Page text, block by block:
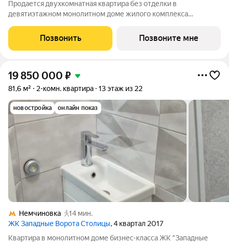
Продается двухкомнатная квартира без отделки в
девятиэтажном монолитном доме жилого комплекса
этаж 5 из 9. Срок сдачи - 2 квартал 2027 года. ТОЛЬКО ДО 31
АВГУСТА выгодные условия на
Позвонить Позвоните мне
19 850 000 ₽
81,6 м² 2-комн. квартира 13 этаж из 22
новостройка онлайн показ
Немчиновка
14 мин.
ЖК Западные Ворота Столицы, 4 квартал 2017
Квартира в монолитном доме бизнес-класса ЖК "Западные